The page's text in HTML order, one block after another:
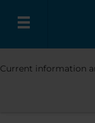
English
RESORT
Current information